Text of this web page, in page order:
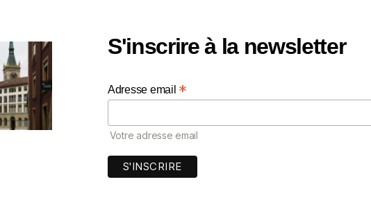
S'inscrire à la newsletter
Adresse email *
Votre adresse email